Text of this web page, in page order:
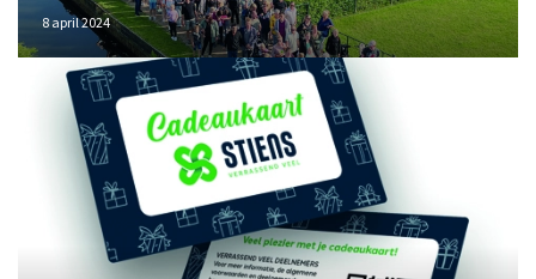
8 april 2024